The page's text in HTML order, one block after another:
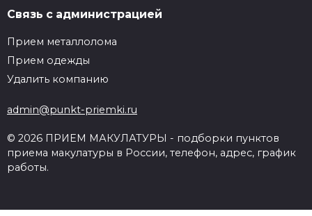
Связь с администрацией
Прием металлолома
Прием одежды
Удалить компанию
admin@punkt-priemki.ru
© 2026 ПРИЕМ МАКУЛАТУРЫ - подборки пунктов
приема макулатуры в России, телефон, адрес, график
работы.